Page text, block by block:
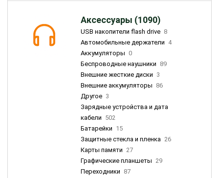
Аксессуары (1090)
USB накопители flash drive 8
Автомобильные держатели 4
Аккумуляторы 0
Беспроводные наушники 89
Внешние жесткие диски 3
Внешние аккумуляторы 86
Другое 3
Зарядные устройства и дата
кабели 502
Батарейки 15
Защитные стекла и пленка 26
Карты памяти 27
Графические планшеты 29
Переходники 87